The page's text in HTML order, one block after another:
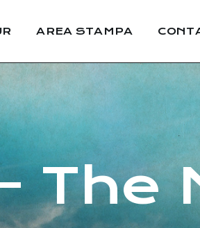
AREA STAMPA
The